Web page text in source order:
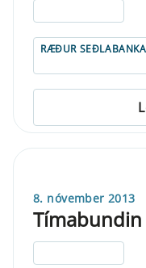
RÆÐUR
8. nóvember 2013